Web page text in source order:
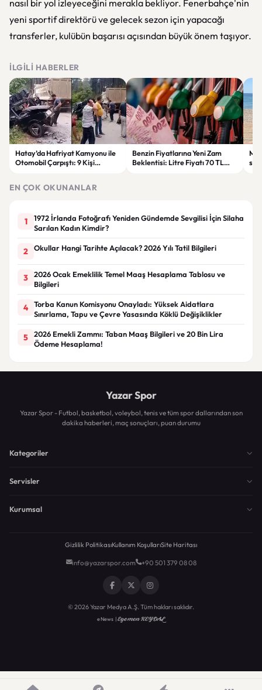
nasıl bir yol izleyeceğini merakla bekliyor. Fenerbahçe'nin
yeni sportif direktörü ve gelecek sezon için yapacağı
transferler, kulübün başarısı açısından büyük önem taşıyor.
İLGILI HABERLER
Hatay’da Hafriyat Kamyonu ile
Otomobil Çarpıştı: 9 Kişi
Benzin Fiyatlarına Yeni Zam
Beklentisi: Litre Fiyatı 70 TL
EN ÇOK OKUNANLAR
1
1972 İrlanda Fotoğrafı Yeniden Gündemde Sevgilisi İçin Silaha
Sarılan Kadın Kimdir?
2 Okullar Hangi Tarihte Açılacak? 2026 Yılı Tatil Bilgileri
3
2026 Ocak Emeklilik Temel Maaş Hesaplama Tablosu ve
Bilgileri
4
Torba Kanun Komisyonu Onayladı: Yüksek Aidatlara
Sınırlama, Tapu ve Çevre Yasasında Köklü Değişiklikler
5
2026 Emekli Zammı: Taban Maaş Bilgileri ve 20 Bin Lira
Ödeme Hesaplama!
Yazar Spor
Yazar Spor - Futbol, basketbol, voleybol, tenis ve tüm spor dallarından son
dakika haberleri, maç sonuçları, puan durumu
Kategoriler
Servisler
Kurumsal
Gizlilik PolitikasıKullanım KoşullarıSite Haritası
info@yazarspor.com +90 501 379 08 08
© 2026 Yazar Medya A.Ş. Tüm hakları saklıdır.
eNews |Egemen KEYDAL